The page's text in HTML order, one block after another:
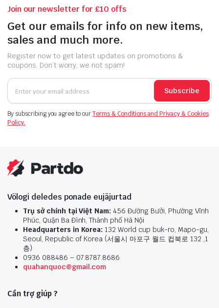
Join our newsletter for £10 offs
Get our emails for info on new items,
sales and much more.
Register now to get latest updates on promotions &
coupons. Don’t worry, we not spam!
Subscribe
By subscribing you agree to ourTerms & Conditions and Privacy & Cookies
Policy.
Völogi deledes ponade eujäjurtad
Trụ sở chính tại Việt Nam: 456 Đường Bưởi, Phường Vĩnh
Phúc, Quận Ba Đình, Thành phố Hà Nội
Headquarters in Korea: 132 World cup buk-ro, Mapo-gu,
Seoul, Republic of Korea (서울시 마포구 월드 컵북로 132 ,1
층)
0936 088486 – 07.8787.8686
quahanquoc@gmail.com
Cần trợ giúp ?